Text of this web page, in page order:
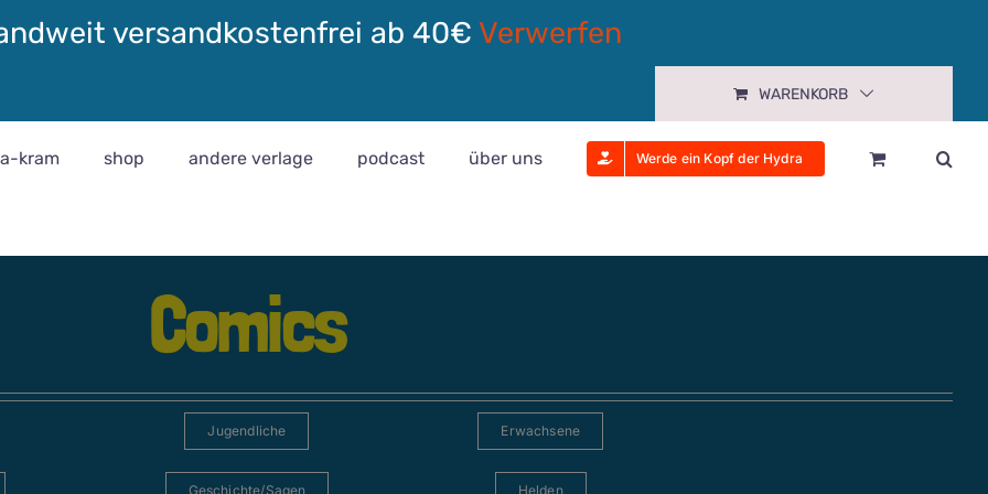
versandkostenfrei ab 40€ Verwerfen
WARENKORB
kram shop andere verlage podcast über uns Werde ein Kopf der Hydra
Comics
Jugendliche Erwachsene
Geschichte/Sagen Helden